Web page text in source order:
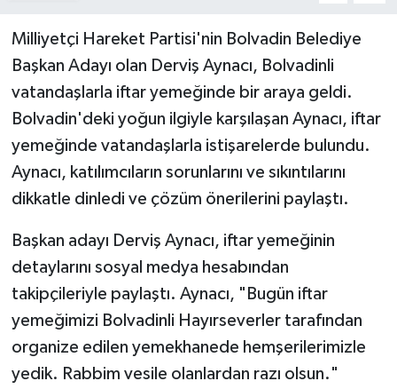
Milliyetçi Hareket Partisi'nin Bolvadin Belediye
Başkan Adayı olan Derviş Aynacı, Bolvadinli
vatandaşlarla iftar yemeğinde bir araya geldi.
Bolvadin'deki yoğun ilgiyle karşılaşan Aynacı, iftar
yemeğinde vatandaşlarla istişarelerde bulundu.
Aynacı, katılımcıların sorunlarını ve sıkıntılarını
dikkatle dinledi ve çözüm önerilerini paylaştı.
Başkan adayı Derviş Aynacı, iftar yemeğinin
detaylarını sosyal medya hesabından
takipçileriyle paylaştı. Aynacı, "Bugün iftar
yemeğimizi Bolvadinli Hayırseverler tarafından
organize edilen yemekhanede hemşerilerimizle
yedik. Rabbim vesile olanlardan razı olsun."